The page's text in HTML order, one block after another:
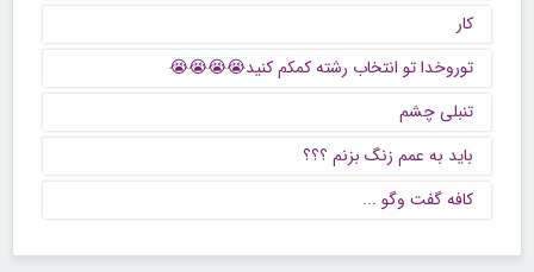
کار
توروخدا تو انتخاب رشته کمکم کنید😭😭😭😭
تنبلی چشم
باید به عمم زنگ بزنم ؟؟؟
كافه گفت وگو ...